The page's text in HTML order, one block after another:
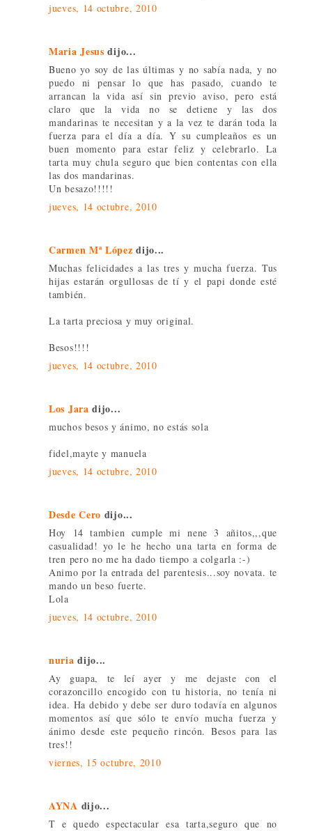
jueves, 14 octubre, 2010
Maria Jesus dijo...
Bueno yo soy de las últimas y no sabía nada, y no
puedo ni pensar lo que has pasado, cuando te
arrancan la vida así sin previo aviso, pero está
claro que la vida no se detiene y las dos
mandarinas te necesitan y a la vez te darán toda la
fuerza para el día a día. Y su cumpleaños es un
buen momento para estar feliz y celebrarlo. La
tarta muy chula seguro que bien contentas con ella
las dos mandarinas.
Un besazo!!!!!
jueves, 14 octubre, 2010
Carmen Mª López dijo...
Muchas felicidades a las tres y mucha fuerza. Tus
hijas estarán orgullosas de tí y el papi donde esté
también.
La tarta preciosa y muy original.
Besos!!!!
jueves, 14 octubre, 2010
Los Jara dijo...
muchos besos y ánimo, no estás sola
fidel,mayte y manuela
jueves, 14 octubre, 2010
Desde Cero dijo...
Hoy 14 tambien cumple mi nene 3 añitos,,,que
casualidad! yo le he hecho una tarta en forma de
tren pero no me ha dado tiempo a colgarla :-)
Animo por la entrada del parentesis...soy novata. te
mando un beso fuerte.
Lola
jueves, 14 octubre, 2010
nuria dijo...
Ay guapa, te leí ayer y me dejaste con el
corazoncillo encogido con tu historia, no tenía ni
idea. Ha debido y debe ser duro todavía en algunos
momentos así que sólo te envío mucha fuerza y
ánimo desde este pequeño rincón. Besos para las
tres!!
viernes, 15 octubre, 2010
AYNA dijo...
T e quedo espectacular esa tarta,seguro que no